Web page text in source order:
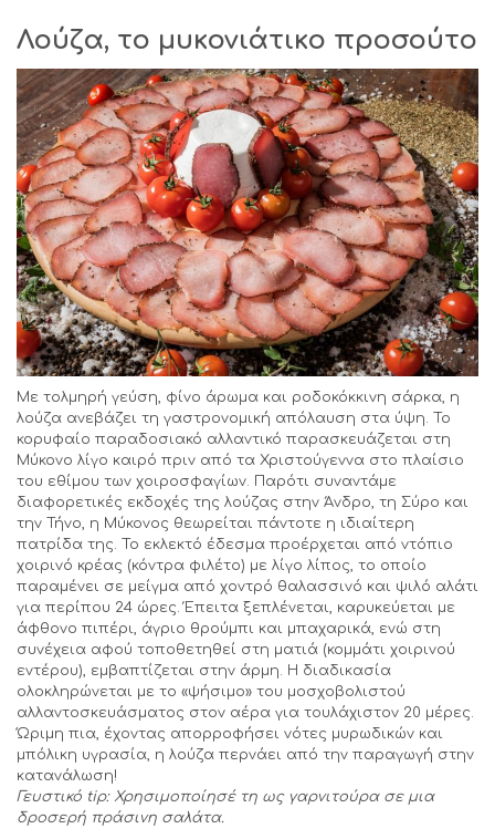
Λούζα, το μυκονιάτικο προσούτο
Με τολμηρή γεύση, φίνο άρωμα και ροδοκόκκινη σάρκα, η
λούζα ανεβάζει τη γαστρονομική απόλαυση στα ύψη. Το
κορυφαίο παραδοσιακό αλλαντικό παρασκευάζεται στη
Μύκονο λίγο καιρό πριν από τα Χριστούγεννα στο πλαίσιο
του εθίμου των χοιροσφαγίων. Παρότι συναντάμε
διαφορετικές εκδοχές της λούζας στην Άνδρο, τη Σύρο και
την Τήνο, η Μύκονος θεωρείται πάντοτε η ιδιαίτερη
πατρίδα της. Το εκλεκτό έδεσμα προέρχεται από ντόπιο
χοιρινό κρέας (κόντρα φιλέτο) με λίγο λίπος, το οποίο
παραμένει σε μείγμα από χοντρό θαλασσινό και ψιλό αλάτι
για περίπου 24 ώρες. Έπειτα ξεπλένεται, καρυκεύεται με
άφθονο πιπέρι, άγριο θρούμπι και μπαχαρικά, ενώ στη
συνέχεια αφού τοποθετηθεί στη ματιά (κομμάτι χοιρινού
εντέρου), εμβαπτίζεται στην άρμη. Η διαδικασία
ολοκληρώνεται με το «ψήσιμο» του μοσχοβολιστού
αλλαντοσκευάσματος στον αέρα για τουλάχιστον 20 μέρες.
Ώριμη πια, έχοντας απορροφήσει νότες μυρωδικών και
μπόλικη υγρασία, η λούζα περνάει από την παραγωγή στην
κατανάλωση!
Γευστικό tip: Χρησιμοποίησέ τη ως γαρνιτούρα σε μια
δροσερή πράσινη σαλάτα.